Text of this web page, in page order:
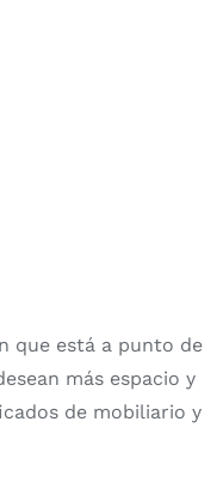
que está a punto de
más espacio y
de mobiliario y